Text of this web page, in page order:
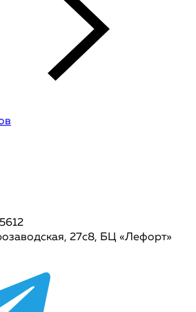
27с8, БЦ «Лефорт»